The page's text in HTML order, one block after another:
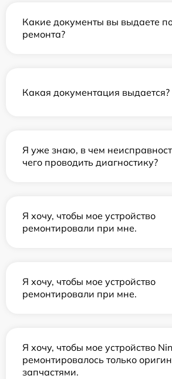
Какие документы вы выдаете
ремонта?
Какая документация выдается?
Я уже знаю, в чем
чего проводить диагностику?
Я хочу, чтобы мое устройство
ремонтировали при мне.
Я хочу, чтобы мое устройство
ремонтировали при мне.
Я хочу, чтобы мое устройство
ремонтировалось только
запчастями.